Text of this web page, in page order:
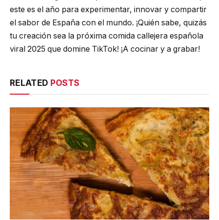
este es el año para experimentar, innovar y compartir
el sabor de España con el mundo. ¡Quién sabe, quizás
tu creación sea la próxima comida callejera española
viral 2025 que domine TikTok! ¡A cocinar y a grabar!
RELATED POSTS